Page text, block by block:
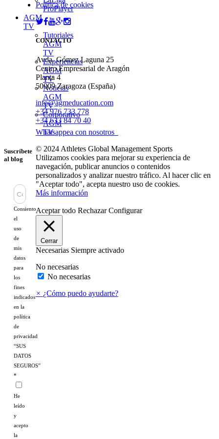
ProPlayer
AGM
TV
Tutoriales
AGM
TV
Experiencias
AGM
TV
Noticias
AGM
TV
Corporativo
AGM
TV
Suscríbete
al blog
Consiento
el
uso
de
mis
datos
para
los
fines
indicados
en la
política
de
privacidad
“SUS
DATOS
SEGUROS”
*
He
leído
y
acepto
la
Política de cookies
CONTACTO
Avda. Gómez Laguna 25
Centro Empresarial de Aragón
Planta 4
50009 Zaragoza (España)
info@agmeducation.com
+34 976 733 778
+34 633 84 70 40
Whatsappea con nosotros
© 2024 Athletes Global Management Sports
Utilizamos cookies para mejorar su experiencia de
navegación, publicar anuncios o contenidos
personalizados y analizar nuestro tráfico. Al hacer clic en
"Aceptar todo", acepta nuestro uso de cookies.
Más información
Aceptar todo Rechazar Configurar
Cerrar
Necesarias Siempre activado
No necesarias
No necesarias
× ¿Cómo puedo ayudarte?